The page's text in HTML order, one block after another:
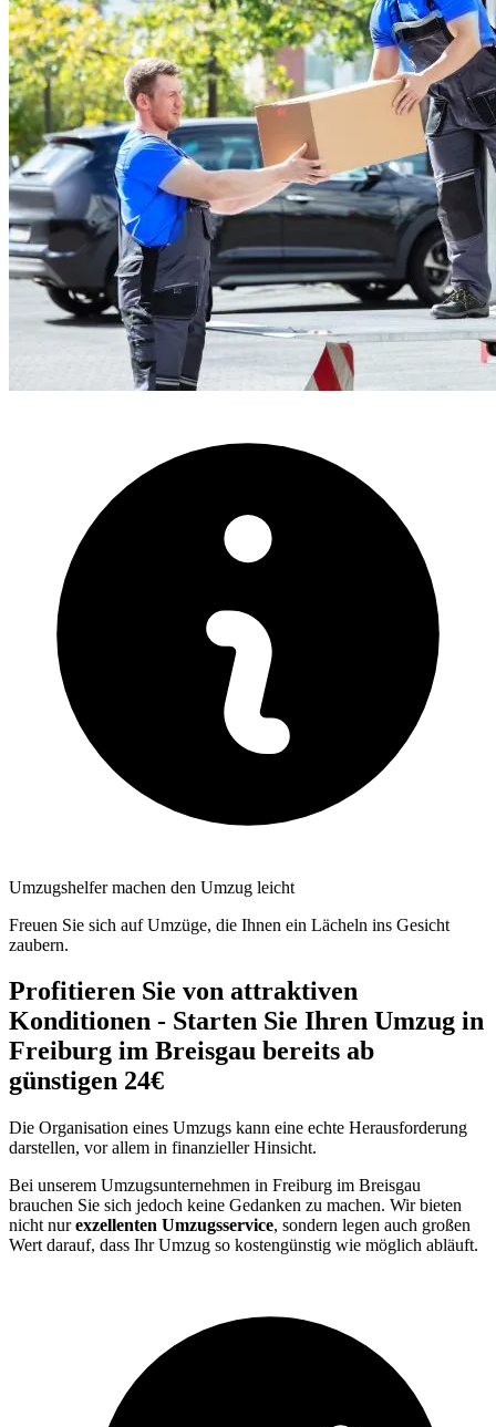
Umzugshelfer machen den Umzug leicht
Freuen Sie sich auf Umzüge, die Ihnen ein Lächeln ins Gesicht
zaubern.
Profitieren Sie von attraktiven
Konditionen - Starten Sie Ihren Umzug in
Freiburg im Breisgau bereits ab
günstigen 24€
Die Organisation eines Umzugs kann eine echte Herausforderung
darstellen, vor allem in finanzieller Hinsicht.
Bei unserem Umzugsunternehmen in Freiburg im Breisgau
brauchen Sie sich jedoch keine Gedanken zu machen. Wir bieten
nicht nurexzellenten Umzugsservice, sondern legen auch großen
Wert darauf, dass Ihr Umzug so kostengünstig wie möglich abläuft.